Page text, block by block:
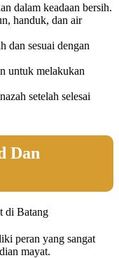
dalam keadaan bersih.
handuk, dan air
dan sesuai dengan
untuk melakukan
setelah selesai
Dan
peran yang sangat
mayat.